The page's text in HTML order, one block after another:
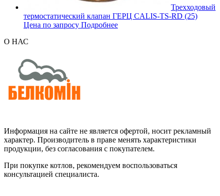
Трехходовый
термостатический клапан ГЕРЦ CALIS-TS-RD (25)
Цена по запросу Подробнее
О НАС
Информация на сайте не является офертой, носит рекламный
характер. Производитель в праве менять характеристики
продукции, без согласования с покупателем.
При покупке котлов, рекомендуем воспользоваться
консультацией специалиста.